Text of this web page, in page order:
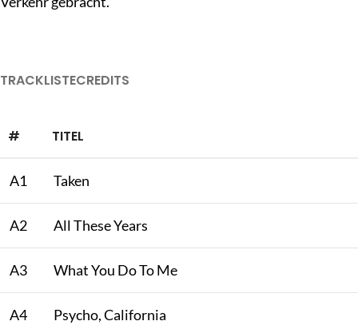
TRACKLISTECREDITS
# TITEL
A1 Taken
A2 All These Years
A3 What You Do To Me
A4 Psycho, California